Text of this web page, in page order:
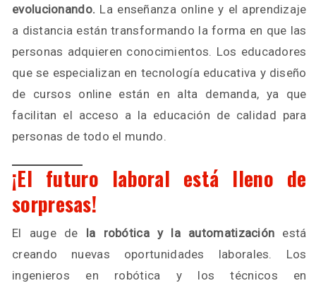
evolucionando. La enseñanza online y el aprendizaje
a distancia están transformando la forma en que las
personas adquieren conocimientos. Los educadores
que se especializan en tecnología educativa y diseño
de cursos online están en alta demanda, ya que
facilitan el acceso a la educación de calidad para
personas de todo el mundo.
¡El futuro laboral está lleno de
sorpresas!
El auge de la robótica y la automatización está
creando nuevas oportunidades laborales. Los
ingenieros en robótica y los técnicos en